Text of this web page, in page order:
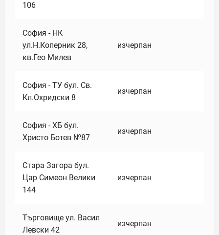
106
София - НК
ул.Н.Коперник 28,
кв.Гео Милев
изчерпан
София - ТУ бул. Св.
Кл.Охридски 8
изчерпан
София - ХБ бул.
Христо Ботев №87
изчерпан
Стара Загора бул.
Цар Симеон Велики
144
изчерпан
Търговище ул. Васил
Левски 42
изчерпан